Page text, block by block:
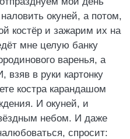
окуней, а потом,
костёр и зажарим их на
мне целую банку
варенья, а
взяв в руки картонку
костра карандашом
И окуней, и
небом. И даже
спросит: